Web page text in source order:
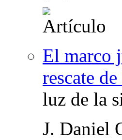
El marco
rescate
luz de la
J. Daniel